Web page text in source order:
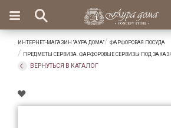
Вход
Избранное
×
Салоны
Доставка
Оплата
Ароматы
ИНТЕРНЕТ-МАГАЗИН "АУРА ДОМА"
ФАРФОРОВАЯ ПОСУДА
ПРЕДМЕТЫ СЕРВИЗА. ФАРФОРОВЫЕ СЕРВИЗЫ ПОД ЗАКАЗ!
ВЕРНУТЬСЯ В КАТАЛОГ